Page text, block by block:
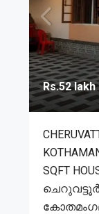
Rs.52 lakh
SQFT